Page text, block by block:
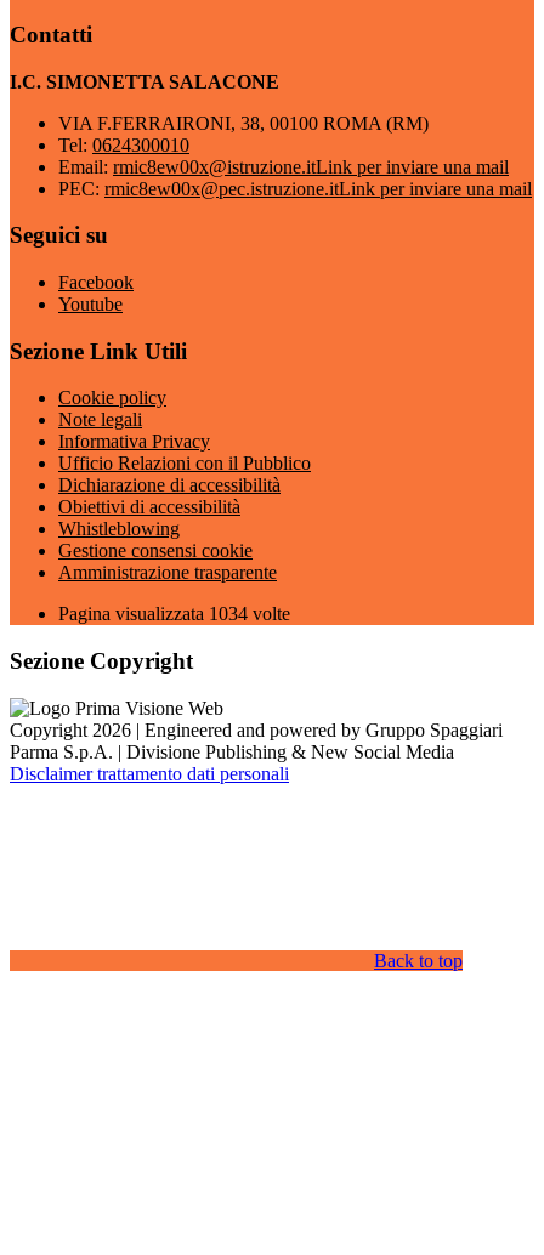
Contatti
I.C. SIMONETTA SALACONE
VIA F.FERRAIRONI, 38, 00100 ROMA (RM)
Tel: 0624300010
Email: rmic8ew00x@istruzione.itLink per inviare una mail
PEC: rmic8ew00x@pec.istruzione.itLink per inviare una mail
Seguici su
Facebook
Youtube
Sezione Link Utili
Cookie policy
Note legali
Informativa Privacy
Ufficio Relazioni con il Pubblico
Dichiarazione di accessibilità
Obiettivi di accessibilità
Whistleblowing
Gestione consensi cookie
Amministrazione trasparente
Pagina visualizzata 1034 volte
Sezione Copyright
Copyright 2026 | Engineered and powered by Gruppo Spaggiari
Parma S.p.A. | Divisione Publishing & New Social Media
Disclaimer trattamento dati personali
Back to top